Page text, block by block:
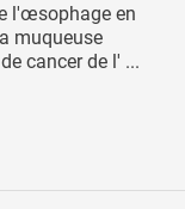
l'œsophage en
muqueuse
cancer de l' ...